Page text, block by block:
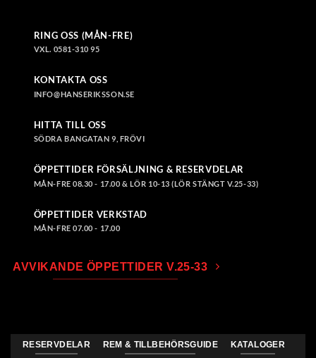
RING OSS (MÅN-FRE)
VXL. 0581-310 95
KONTAKTA OSS
INFO@HANSERIKSSON.SE
HITTA TILL OSS
SÖDRA BANGATAN 9, FRÖVI
ÖPPETTIDER FÖRSÄLJNING & RESERVDELAR
MÅN-FRE 08.30 - 17.00 & LÖR 10-13 (LÖR STÄNGT V.25-33)
ÖPPETTIDER VERKSTAD
MÅN-FRE 07.00 - 17.00
AVVIKANDE ÖPPETTIDER V.25-33
RESERVDELAR REM & TILLBEHÖRSGUIDE KATALOGER